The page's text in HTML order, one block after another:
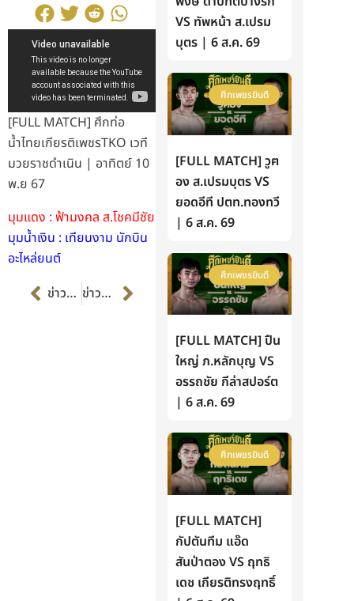
[FULL MATCH] ศึกท่อ
น้ำไทยเกียรติเพชรTKO เวที
มวยราชดำเนิน | อาทิตย์ 10
พ.ย 67
มุมแดง : ฟ้ามงคล ส.โชคมีชัย
มุมน้ำเงิน : เทียนงาม นักบิน
อะไหล่ยนต์
Prevข่าวก่อนหน้า ข่าวต่อไป Next
VS ทัพหน้า ส.เปรม
บุตร | 6 ส.ค. 69
ศึกเพชรยินดี
[FULL MATCH] วูฅ
อง ส.เปรมบุตร VS
ยอดอีที ปตท.ทองทวี
| 6 ส.ค. 69
ศึกเพชรยินดี
[FULL MATCH] ปืน
ใหญ่ ภ.หลักบุญ VS
อรรถชัย กีล่าสปอร์ต
| 6 ส.ค. 69
ศึกเพชรยินดี
[FULL MATCH]
กัปตันทีม แอ๊ด
สันป่าตอง VS ฤทธิ
เดช เกียรติทรงฤทธิ์